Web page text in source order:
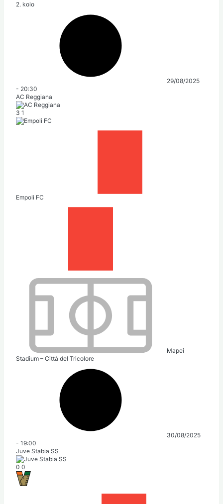
2. kolo
29/08/2025
- 20:30
AC Reggiana
3 1
Empoli FC
Mapei
Stadium – Città del Tricolore
30/08/2025
- 19:00
Juve Stabia SS
0 0